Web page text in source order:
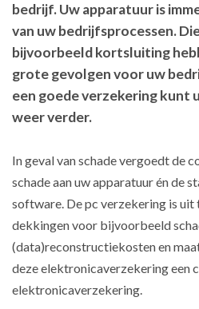
bedrijf. Uw apparatuur is
van uw bedrijfsprocessen.
bijvoorbeeld kortsluiting
grote gevolgen voor uw
een goede verzekering kunt
weer verder.
In geval van schade vergoedt de
schade aan uw apparatuur én de
software. De pc verzekering is
dekkingen voor bijvoorbeeld
(data)reconstructiekosten en
deze elektronicaverzekering een
elektronicaverzekering.